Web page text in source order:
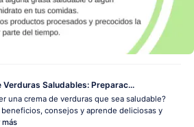
Verduras Saludables: Preparac...
una crema de verduras que sea saludable?
consejos y aprende deliciosas y